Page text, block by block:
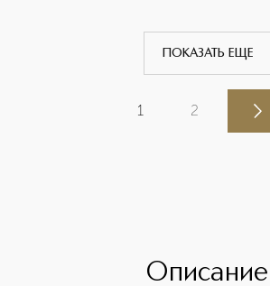
ПОКАЗАТЬ ЕЩЕ
1 2
Описание